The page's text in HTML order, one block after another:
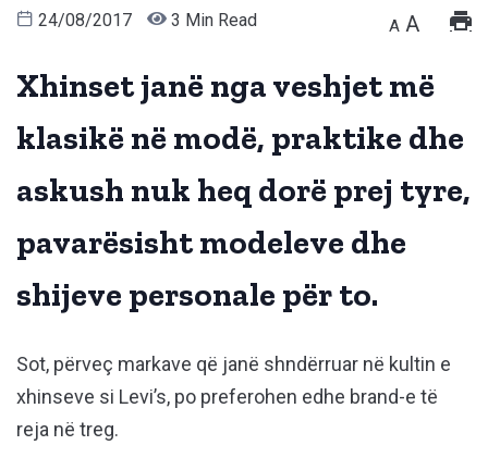
24/08/2017 3 Min Read A A
Xhinset janë nga veshjet më
klasikë në modë, praktike dhe
askush nuk heq dorë prej tyre,
pavarësisht modeleve dhe
shijeve personale për to.
Sot, përveç markave që janë shndërruar në kultin e
xhinseve si Levi’s, po preferohen edhe brand-e të
reja në treg.